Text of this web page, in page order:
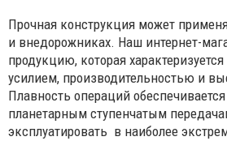
Прочная конструкция может
и внедорожниках. Наш интернет-
продукцию, которая
усилием, производительностью и
Плавность операций
планетарным ступенчатым
эксплуатировать в наиболее